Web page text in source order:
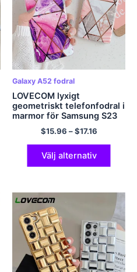
Galaxy A52 fodral
LOVECOM lyxigt
geometriskt telefonfodral i
marmor för Samsung S23
S22 Ultra S21 Plus A52
A52s A53 5G
elektropläterat mjukt IMD-
$15.96 –$17.16
Välj alternativ